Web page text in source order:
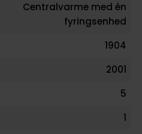
Centralvarme med én
fyringsenhed
1904
2001
5
1